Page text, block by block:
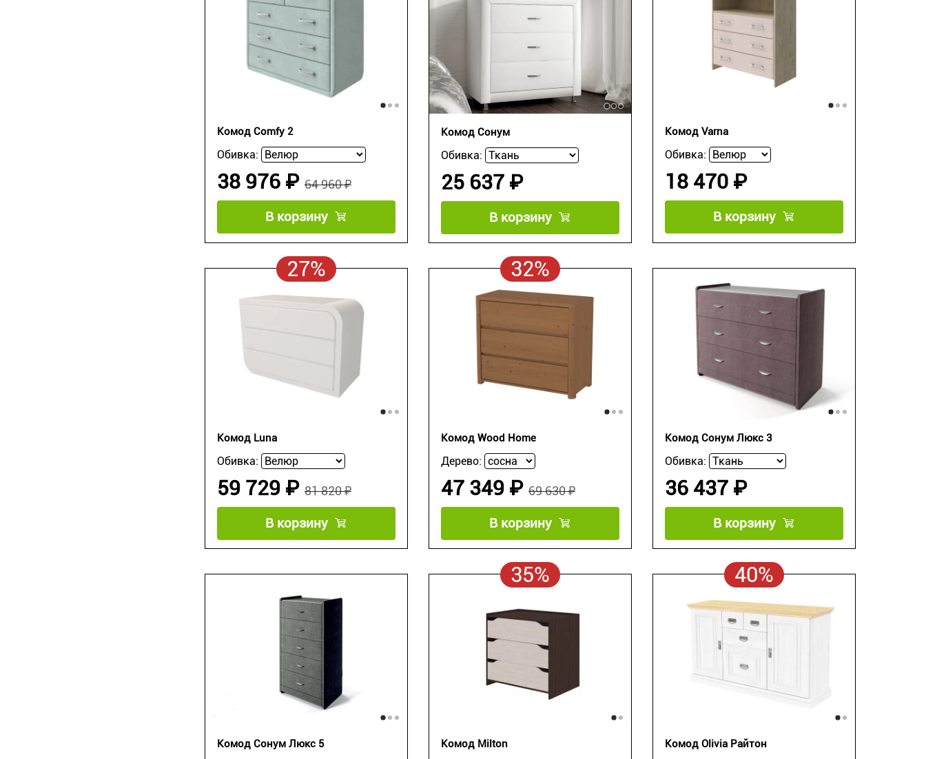
Комод Comfy 2
Обивка:
64 960 ₽
38 976 ₽
В корзину
Комод Сонум
Обивка:
25 637 ₽
В корзину
Комод Varna
Обивка:
18 470 ₽
В корзину
27%
Комод Luna
Обивка:
81 820 ₽
59 729 ₽
В корзину
32%
Комод Wood Home
Дерево:
69 630 ₽
47 349 ₽
В корзину
Комод Сонум Люкс 3
Обивка:
36 437 ₽
В корзину
Комод Сонум Люкс 5
35%
Комод Milton
40%
Комод Olivia Райтон